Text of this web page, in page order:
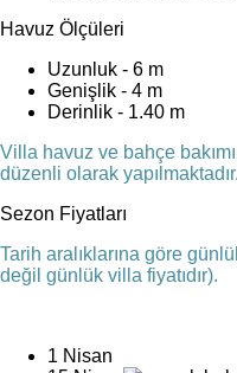
Havuz Ölçüleri
Uzunluk - 6 m
Genişlik - 4 m
Derinlik - 1.40 m
Villa havuz ve bahçe
düzenli olarak yapılmaktadır.
Sezon Fiyatları
Tarih aralıklarına göre
değil günlük villa fiyatıdır).
1 Nisan